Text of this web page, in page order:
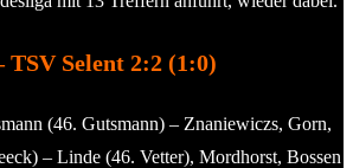
Selent 2:2 (1:0)
(46. Gutsmann) – Znaniewiczs, Gorn,
– Linde (46. Vetter), Mordhorst, Bossen